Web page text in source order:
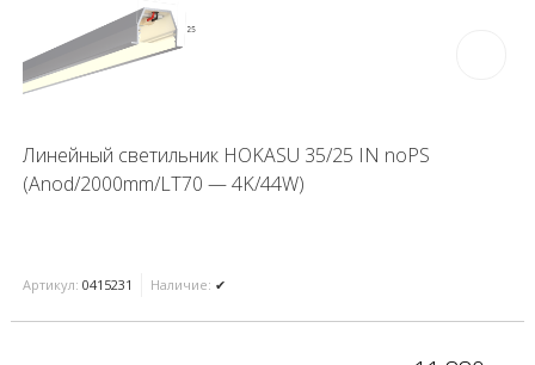
Линейный светильник HOKASU 35/25 IN noPS
(Anod/2000mm/LT70 — 4K/44W)
Артикул: 0415231 Наличие: ✔